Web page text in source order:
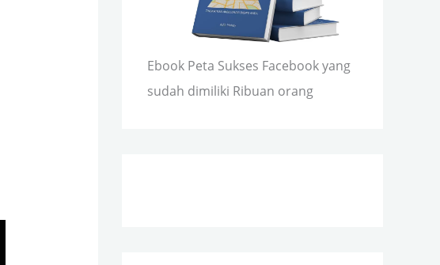
Ebook Peta Sukses Facebook yang
sudah dimiliki Ribuan orang